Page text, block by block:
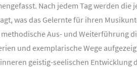
Nach jedem Tag werden
was das Gelernte für ihren
Aus- und Weiterführung
und exemplarische Wege
geistig-seelischen Entwicklung